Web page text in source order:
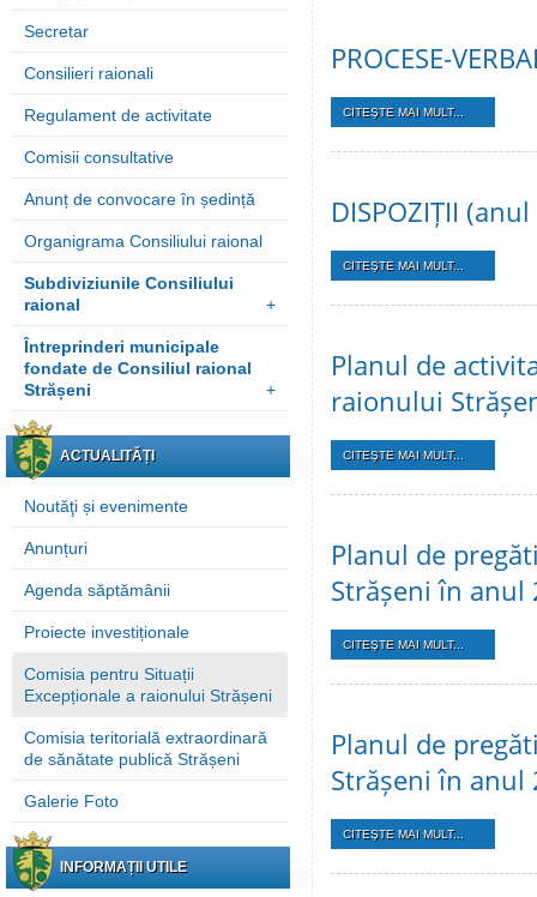
Secretar
Consilieri raionali
Regulament de activitate
Comisii consultative
Anunț de convocare în ședință
Organigrama Consiliului raional
Subdiviziunile Consiliului
raional
+
Întreprinderi municipale
fondate de Consiliul raional
Strășeni
+
ACTUALITĂȚI
Noutăţi și evenimente
Anunțuri
Agenda săptămânii
Proiecte investiționale
Comisia pentru Situații
Excepționale a raionului Strășeni
Comisia teritorială extraordinară
de sănătate publică Strășeni
Galerie Foto
INFORMAȚII UTILE
PROCESE-
CITEŞTE MAI MULT...
DISPOZIȚII
CITEŞTE MAI MULT...
Planul de
raionului
CITEŞTE MAI MULT...
Planul de
Strășeni în anul
CITEŞTE MAI MULT...
Planul de
Strășeni în anul
CITEŞTE MAI MULT...